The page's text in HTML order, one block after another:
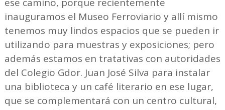
inauguramos el Museo Ferroviario y allí mismo
tenemos muy lindos espacios que se pueden ir
utilizando para muestras y exposiciones; pero
además estamos en tratativas con autoridades
del Colegio Gdor. Juan José Silva para instalar
una biblioteca y un café literario en ese lugar,
que se complementará con un centro cultural,